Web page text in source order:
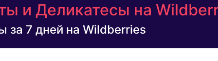
и Деликатесы на
за 7 дней на Wildberries